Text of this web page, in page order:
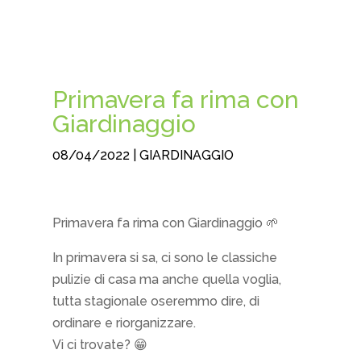
Primavera fa rima con
Giardinaggio
08/04/2022| GIARDINAGGIO
Primavera fa rima con Giardinaggio 🌱
In primavera si sa, ci sono le classiche
pulizie di casa ma anche quella voglia,
tutta stagionale oseremmo dire, di
ordinare e riorganizzare.
Vi ci trovate? 😁